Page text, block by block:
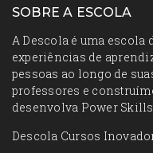
SOBRE A ESCOLA
A Descola é uma
experiências de
pessoas ao longo de
professores e
desenvolva Power
Descola Cursos